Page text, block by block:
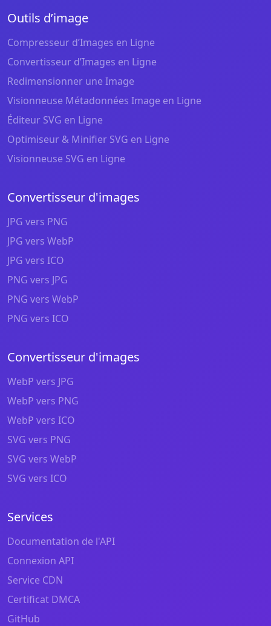
Outils d’image
Compresseur d’Images en Ligne
Convertisseur d’Images en Ligne
Redimensionner une Image
Visionneuse Métadonnées Image en Ligne
Éditeur SVG en Ligne
Optimiseur & Minifier SVG en Ligne
Visionneuse SVG en Ligne
Convertisseur d'images
JPG vers PNG
JPG vers WebP
JPG vers ICO
PNG vers JPG
PNG vers WebP
PNG vers ICO
Convertisseur d'images
WebP vers JPG
WebP vers PNG
WebP vers ICO
SVG vers PNG
SVG vers WebP
SVG vers ICO
Services
Documentation de l'API
Connexion API
Service CDN
Certificat DMCA
GitHub